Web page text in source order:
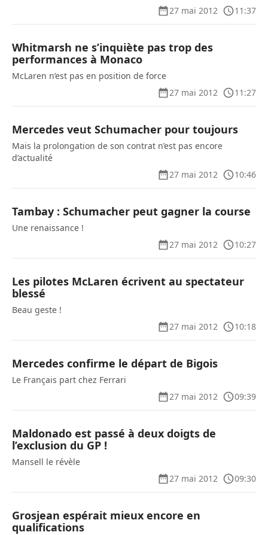
27 mai 2012
11:37
Whitmarsh ne s’inquiète pas trop des
performances à Monaco
McLaren n’est pas en position de force
27 mai 2012
11:27
Mercedes veut Schumacher pour toujours
Mais la prolongation de son contrat n’est pas encore
d’actualité
27 mai 2012
10:46
Tambay : Schumacher peut gagner la course
Une renaissance !
27 mai 2012
10:27
Les pilotes McLaren écrivent au spectateur
blessé
Beau geste !
27 mai 2012
10:18
Mercedes confirme le départ de Bigois
Le Français part chez Ferrari
27 mai 2012
09:39
Maldonado est passé à deux doigts de
l’exclusion du GP !
Mansell le révèle
27 mai 2012
09:30
Grosjean espérait mieux encore en
qualifications